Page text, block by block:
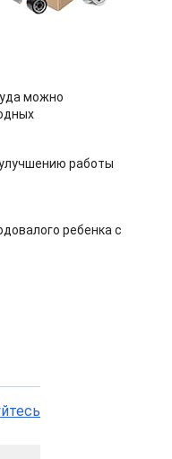
можно
работы
ребенка с